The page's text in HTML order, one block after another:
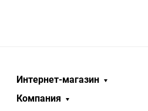
Интернет-магазин
Компания